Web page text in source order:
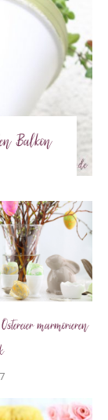
Balkon
marmorieren